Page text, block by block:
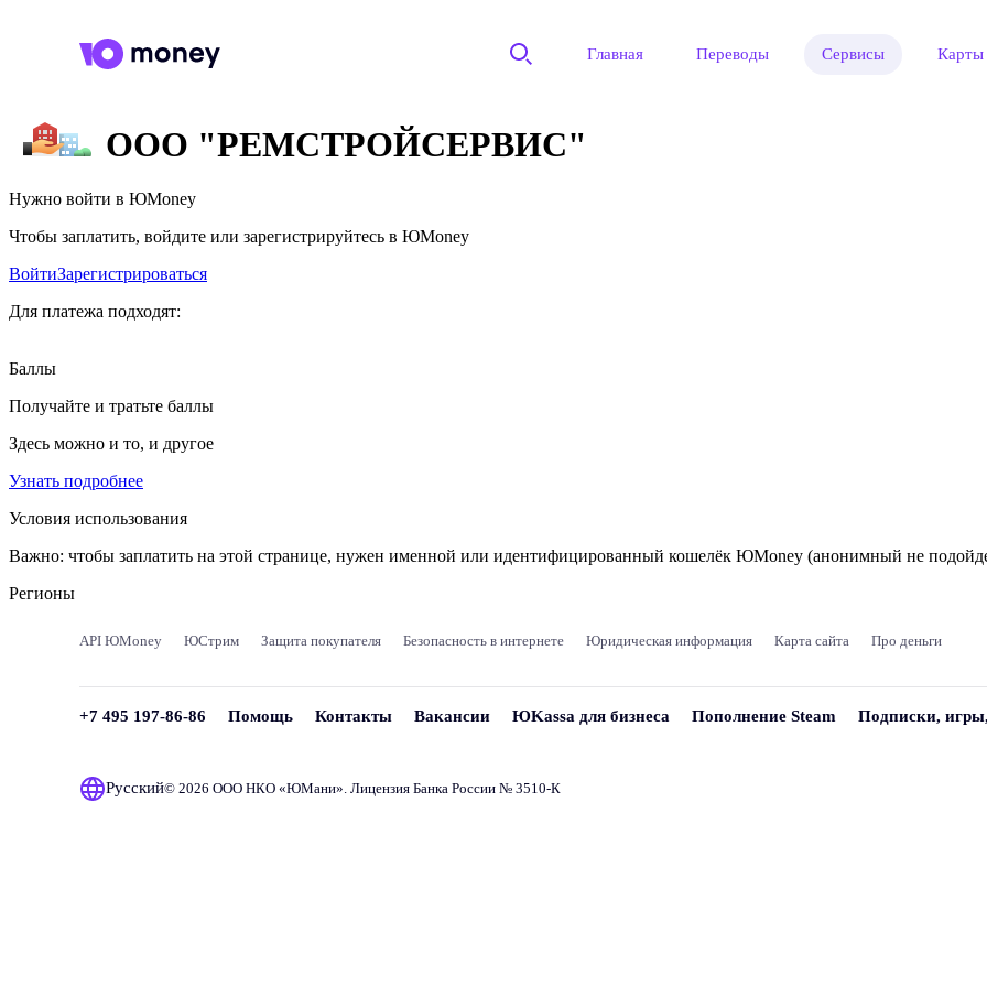
Главная Переводы Сервисы Карты
ООО "РЕМСТРОЙСЕРВИС"
Нужно войти в ЮMoney
Чтобы заплатить, войдите или зарегистрируйтесь в ЮMoney
ВойтиЗарегистрироваться
Для платежа подходят:
Баллы
Получайте и тратьте баллы
Здесь можно и то, и другое
Узнать подробнее
Условия использования
Важно: чтобы заплатить на этой странице, нужен именной или идентифицированный кошелёк ЮMoney (анонимный не
Регионы
API ЮMoney ЮСтрим Защита покупателя Безопасность в интернете Юридическая информация Карта сайта Про деньги
+7 495 197-86-86 Помощь Контакты Вакансии ЮKassa для бизнеса Пополнение Steam Подписки,
Русский© 2026 ООО НКО «ЮМани». Лицензия Банка России № 3510‑К